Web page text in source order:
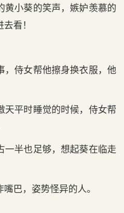
黄小葵的笑声，嫉妒羡慕的
看！
，侍女帮他擦身换衣服，他
天平时睡觉的时候，侍女帮
一半也足够，想起葵在临走
巴，姿势怪异的人。